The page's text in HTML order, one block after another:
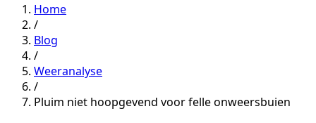
Home
/
Blog
/
Weeranalyse
/
Pluim niet hoopgevend voor felle onweersbuien